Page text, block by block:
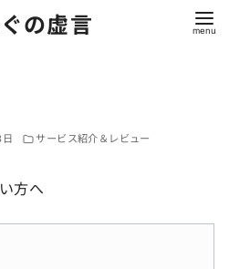
の虚言
サービス紹介＆レビュー
方へ